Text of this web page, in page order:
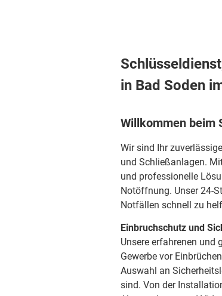
in Bad Soden
Willkommen beim
Wir sind Ihr
und Schließanlagen.
und professionelle
Notöffnung. Unser 24-
Notfällen schnell zu
Einbruchschutz und
Unsere erfahrenen und
Gewerbe vor
Auswahl an
sind. Von der